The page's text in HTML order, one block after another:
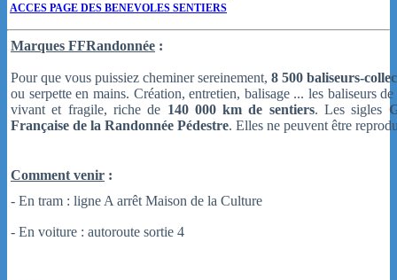
ACCES PAGE DES BENEVOLES SENTIERS
Marques FFRandonnée :
Pour que vous puissiez cheminer sereinement,8 500 baliseurs-
ou serpette en mains. Création, entretien, balisage ... les baliseurs
vivant et fragile, riche de 140 000 km de sentiers. Les sigles
Française de la Randonnée Pédestre. Elles ne peuvent être
Comment venir :
- En tram : ligne A arrêt Maison de la Culture
- En voiture : autoroute sortie 4